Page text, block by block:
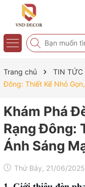
Trang chủ TIN TỨC
Đông: Thiết Kế Nhỏ
Khám Phá
Rạng Đông:
Ánh Sáng
Thứ Bảy, 21/06/2025